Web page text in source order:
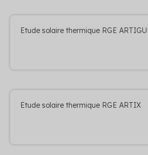
Etude solaire thermique RGE
Etude solaire thermique RGE ARTIX